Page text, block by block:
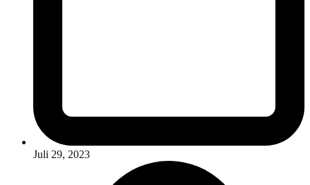
Juli 29, 2023